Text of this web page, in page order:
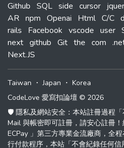
Github SQL side cursor
AR npm Openai Html C/C
rails
Facebook vscode user
next github Git the com
Next.JS
Taiwan ・Japan ・ Korea
CodeLove 愛寫扣論壇 © 2026
🛡️ 隱私及網站安全：本站註冊過程
Mail 與帳密即可註冊，請安心註冊
ECPay 」第三方專業金流廠商，全
行付款程序，本站「不會紀錄任何